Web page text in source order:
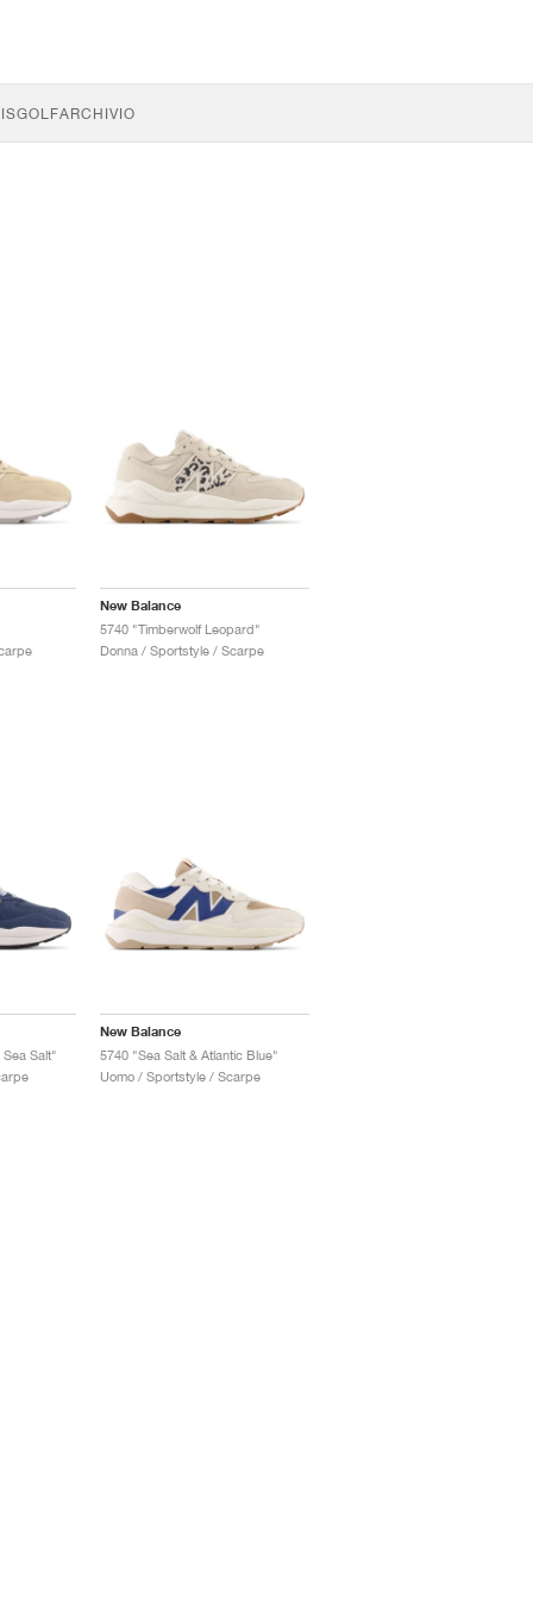
GOLFARCHIVIO
New Balance
5740 "Timberwolf Leopard"
Donna / Sportstyle / Scarpe
Salt"
New Balance
5740 "Sea Salt & Atlantic Blue"
Uomo / Sportstyle / Scarpe